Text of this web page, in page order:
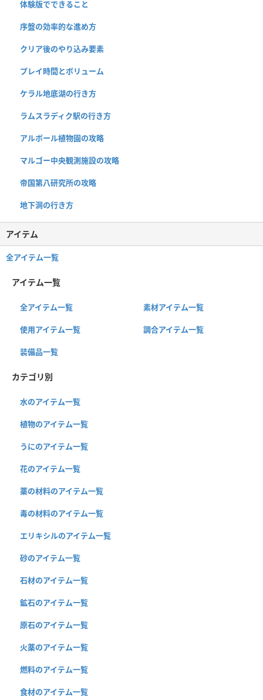
体験版でできること
序盤の効率的な進め方
クリア後のやり込み要素
プレイ時間とボリューム
ケラル地底湖の行き方
ラムスラディク駅の行き方
アルボール植物園の攻略
マルゴー中央観測施設の攻略
帝国第八研究所の攻略
地下洞の行き方
アイテム
全アイテム一覧
アイテム一覧
全アイテム一覧 素材アイテム一覧
使用アイテム一覧 調合アイテム一覧
装備品一覧
カテゴリ別
水のアイテム一覧
植物のアイテム一覧
うにのアイテム一覧
花のアイテム一覧
薬の材料のアイテム一覧
毒の材料のアイテム一覧
エリキシルのアイテム一覧
砂のアイテム一覧
石材のアイテム一覧
鉱石のアイテム一覧
原石のアイテム一覧
火薬のアイテム一覧
燃料のアイテム一覧
食材のアイテム一覧